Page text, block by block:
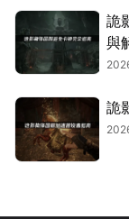
詭
與
詭